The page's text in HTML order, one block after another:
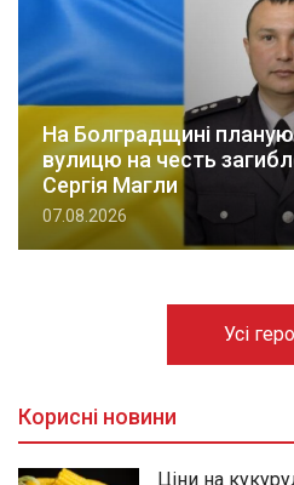
На Болградщині
вулицю на честь
Сергія Магли
07.08.2026
Усі
Корисні новини
Ціни на